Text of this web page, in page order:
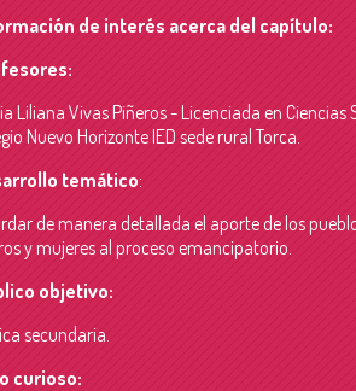
de interés acerca del capítulo:
Liliana Vivas Piñeros - Licenciada en Ciencias
Nuevo Horizonte IED sede rural Torca.
temático:
de manera detallada el aporte de los
y mujeres al proceso emancipatorio.
objetivo:
secundaria.
curioso: